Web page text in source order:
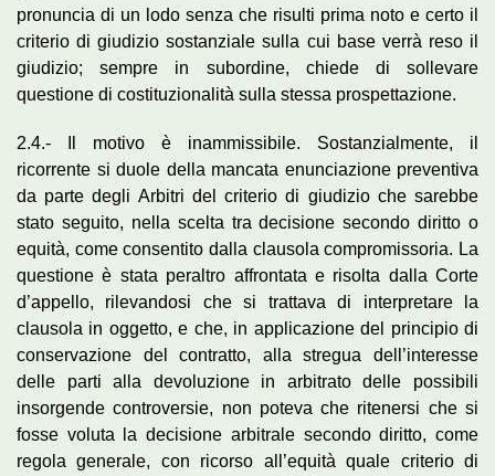
pronuncia di un lodo senza che risulti prima noto e certo il
criterio di giudizio sostanziale sulla cui base verrà reso il
giudizio; sempre in subordine, chiede di sollevare
questione di costituzionalità sulla stessa prospettazione.
2.4.- Il motivo è inammissibile. Sostanzialmente, il
ricorrente si duole della mancata enunciazione preventiva
da parte degli Arbitri del criterio di giudizio che sarebbe
stato seguito, nella scelta tra decisione secondo diritto o
equità, come consentito dalla clausola compromissoria. La
questione è stata peraltro affrontata e risolta dalla Corte
d’appello, rilevandosi che si trattava di interpretare la
clausola in oggetto, e che, in applicazione del principio di
conservazione del contratto, alla stregua dell’interesse
delle parti alla devoluzione in arbitrato delle possibili
insorgende controversie, non poteva che ritenersi che si
fosse voluta la decisione arbitrale secondo diritto, come
regola generale, con ricorso all’equità quale criterio di